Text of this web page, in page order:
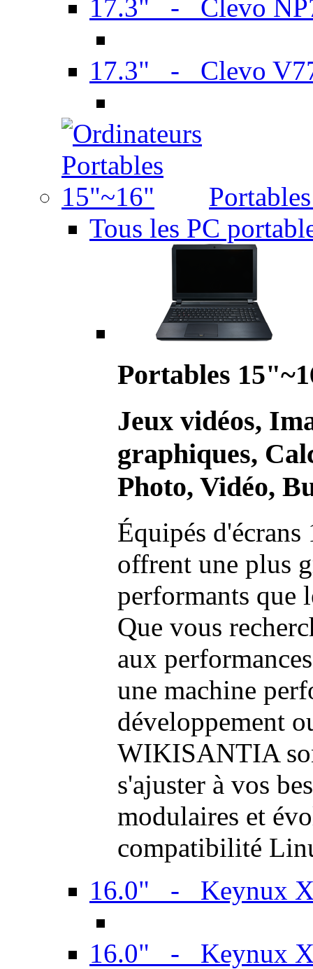
17.3" - Clevo
17.3" - Clevo
Tous les PC
Portables
Jeux vidéos,
graphiques,
Photo, Vidéo,
Équipés
offrent une plus
performants que
Que vous
aux
une machine
développement
WIKISANTIA
s'ajuster à vos
modulaires et
compatibilité
16.0" - Keynux
16.0" - Keynux